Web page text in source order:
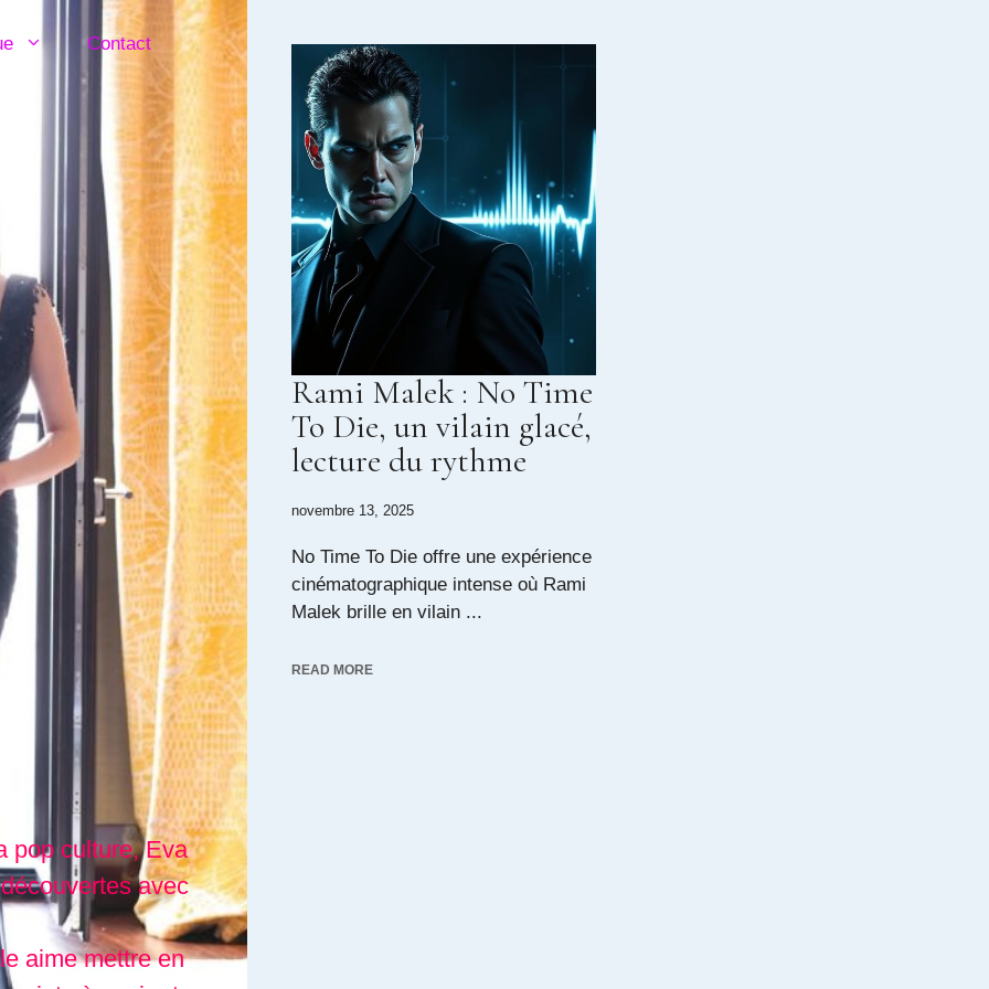
Contact
pop culture, Eva
avec
aime mettre en
Rami Malek : No Time
To Die, un vilain glacé,
lecture du rythme
novembre 13, 2025
No Time To Die offre une expérience
cinématographique intense où Rami
Malek brille en vilain ...
READ MORE